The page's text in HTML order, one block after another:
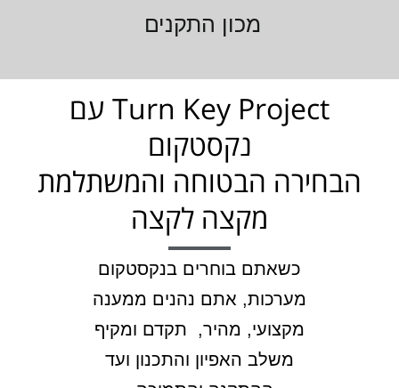
מכון התקנים
Turn Key Project עם
נקסטקום
הבחירה הבטוחה והמשתלמת
מקצה לקצה
כשאתם בוחרים בנקסטקום
מערכות, אתם נהנים ממענה
מקצועי, מהיר, תקדם ומקיף
משלב האפיון והתכנון ועד